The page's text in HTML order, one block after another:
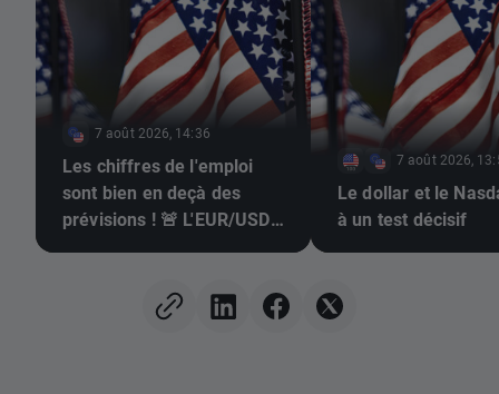
7 août 2026, 14:36
Les chiffres de l'emploi
sont bien en deçà des
prévisions ! 🚨 L'EUR/USD
7 août 2026,
Le dollar et le
à un test décisif